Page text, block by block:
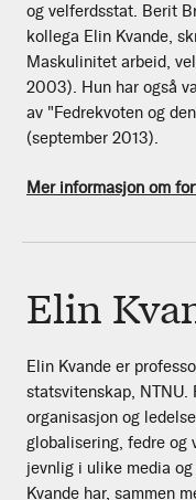
og velferdsstat. Berit
kollega Elin Kvande,
Maskulinitet arbeid,
2003). Hun har også
av "Fedrekvoten og
(september 2013).
Mer informasjon om
Elin
Elin Kvande er
statsvitenskap, NTNU.
organisasjon og
globalisering, fedre og
jevnlig i ulike media
Kvande har, sammen